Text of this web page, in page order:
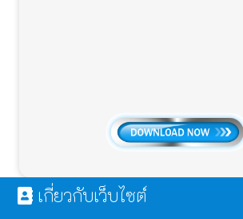
เกี่ยวกับเว็บไซต์